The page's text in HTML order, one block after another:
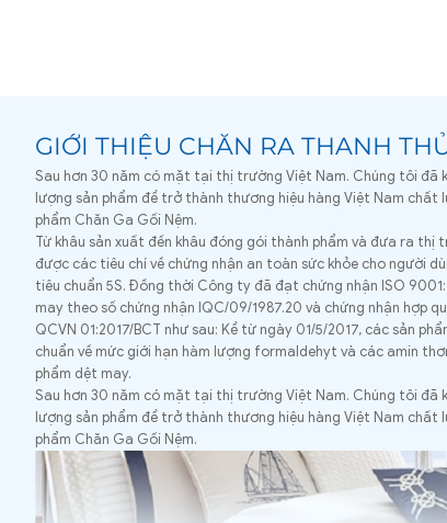
GIỚI THIỆU CHĂN RA THANH
Sau hơn 30 năm có mặt tại thị trường Việt Nam. Chúng tôi đã
lượng sản phẩm để trở thành thương hiệu hàng Việt Nam chất
phẩm Chăn Ga Gối Nệm.
Từ khâu sản xuất đến khâu đóng gói thành phẩm và đưa ra thị
được các tiêu chí về chứng nhận an toàn sức khỏe cho người
tiêu chuẩn 5S. Đồng thời Công ty đã đạt chứng nhận ISO
may theo số chứng nhận IQC/09/1987.20 và chứng nhận hợp
QCVN 01:2017/BCT như sau: Kể từ ngày 01/5/2017, các sản
chuẩn về mức giới hạn hàm lượng formaldehyt và các amin
phẩm dệt may.
Sau hơn 30 năm có mặt tại thị trường Việt Nam. Chúng tôi đã
lượng sản phẩm để trở thành thương hiệu hàng Việt Nam chất
phẩm Chăn Ga Gối Nệm.